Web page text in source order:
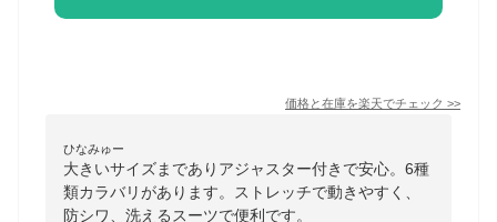
価格と在庫を楽天でチェック >>
ひなみゅー
大きいサイズまでありアジャスター付きで安心。6種
類カラバリがあります。ストレッチで動きやすく、
防シワ、洗えるスーツで便利です。